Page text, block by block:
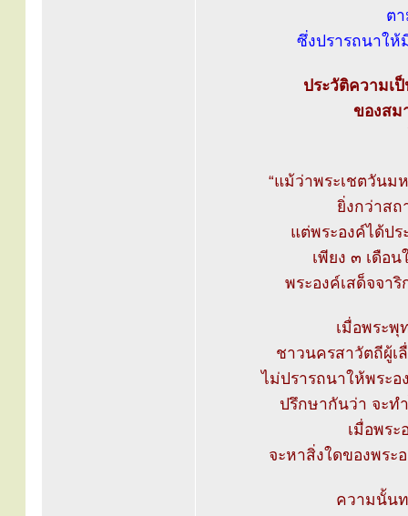
ต
ซึ่งปรารถนาให้
ประวัติความเ
ของสม
“แม้ว่าพระเชตวันม
ยิ่งกว่าสถ
แต่พระองค์ได้ป
เพียง ๓ เดือ
พระองค์เสด็จจา
เมื่อพระพุ
ชาวนครสาวัตถีผู้เ
ไม่ปรารถนาให้พระอ
ปรึกษากันว่า จะท
เมื่อพระ
จะหาสิ่งใดของพระ
ความนั้น